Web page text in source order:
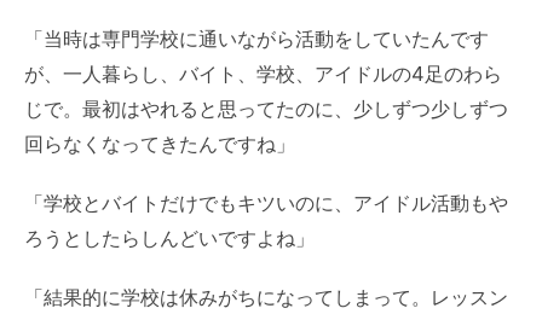
「当時は専門学校に通いながら活動をしていたんです
が、一人暮らし、バイト、学校、アイドルの4足のわら
じで。最初はやれると思ってたのに、少しずつ少しずつ
回らなくなってきたんですね」
「学校とバイトだけでもキツいのに、アイドル活動もや
ろうとしたらしんどいですよね」
「結果的に学校は休みがちになってしまって。レッスン